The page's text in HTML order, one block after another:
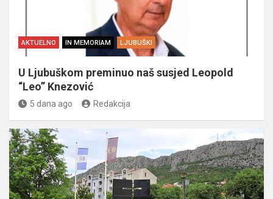
AKTUELNO IN MEMORIAM LJUBUŠKI
U Ljubuškom preminuo naš susjed Leopold
“Leo” Knezović
5 dana ago Redakcija